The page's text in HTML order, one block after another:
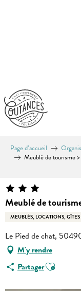
Page d’accueil
Meublé de tourisme
Meublé de
MEUBLÉS, LOCATIONS, GÎTES
Le Pied de chat,
M'y rendre
PartagerAjouter aux